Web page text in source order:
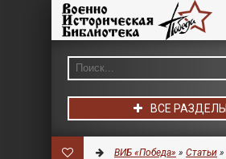
ВСЕ РАЗДЕЛЫ
ВИБ «Победа» » Статьи »